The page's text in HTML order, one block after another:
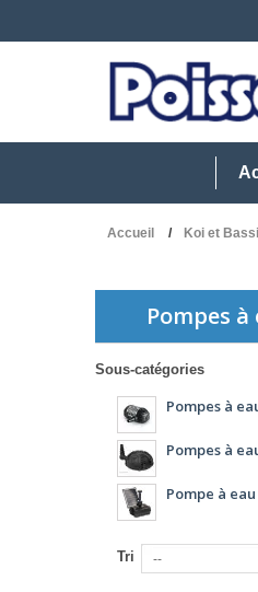
Accueil Koi et
Pompes à
Sous-catégories
Pompes à
Pompes à
Pompe à
Tri --